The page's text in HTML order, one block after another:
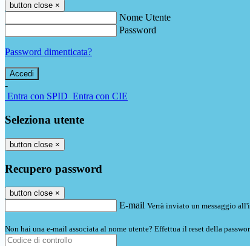
button close ×
Nome Utente
Password
Password dimenticata?
-
Entra con SPID Entra con CIE
Seleziona utente
button close ×
Recupero password
button close ×
E-mail Verrà inviato un messaggio
Non hai una e-mail associata al nome utente? Effettua il reset della